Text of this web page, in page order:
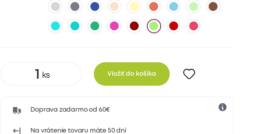
Vložiť do košíka
Doprava zadarmo od 60€
Na vrátenie tovaru máte 50 dní